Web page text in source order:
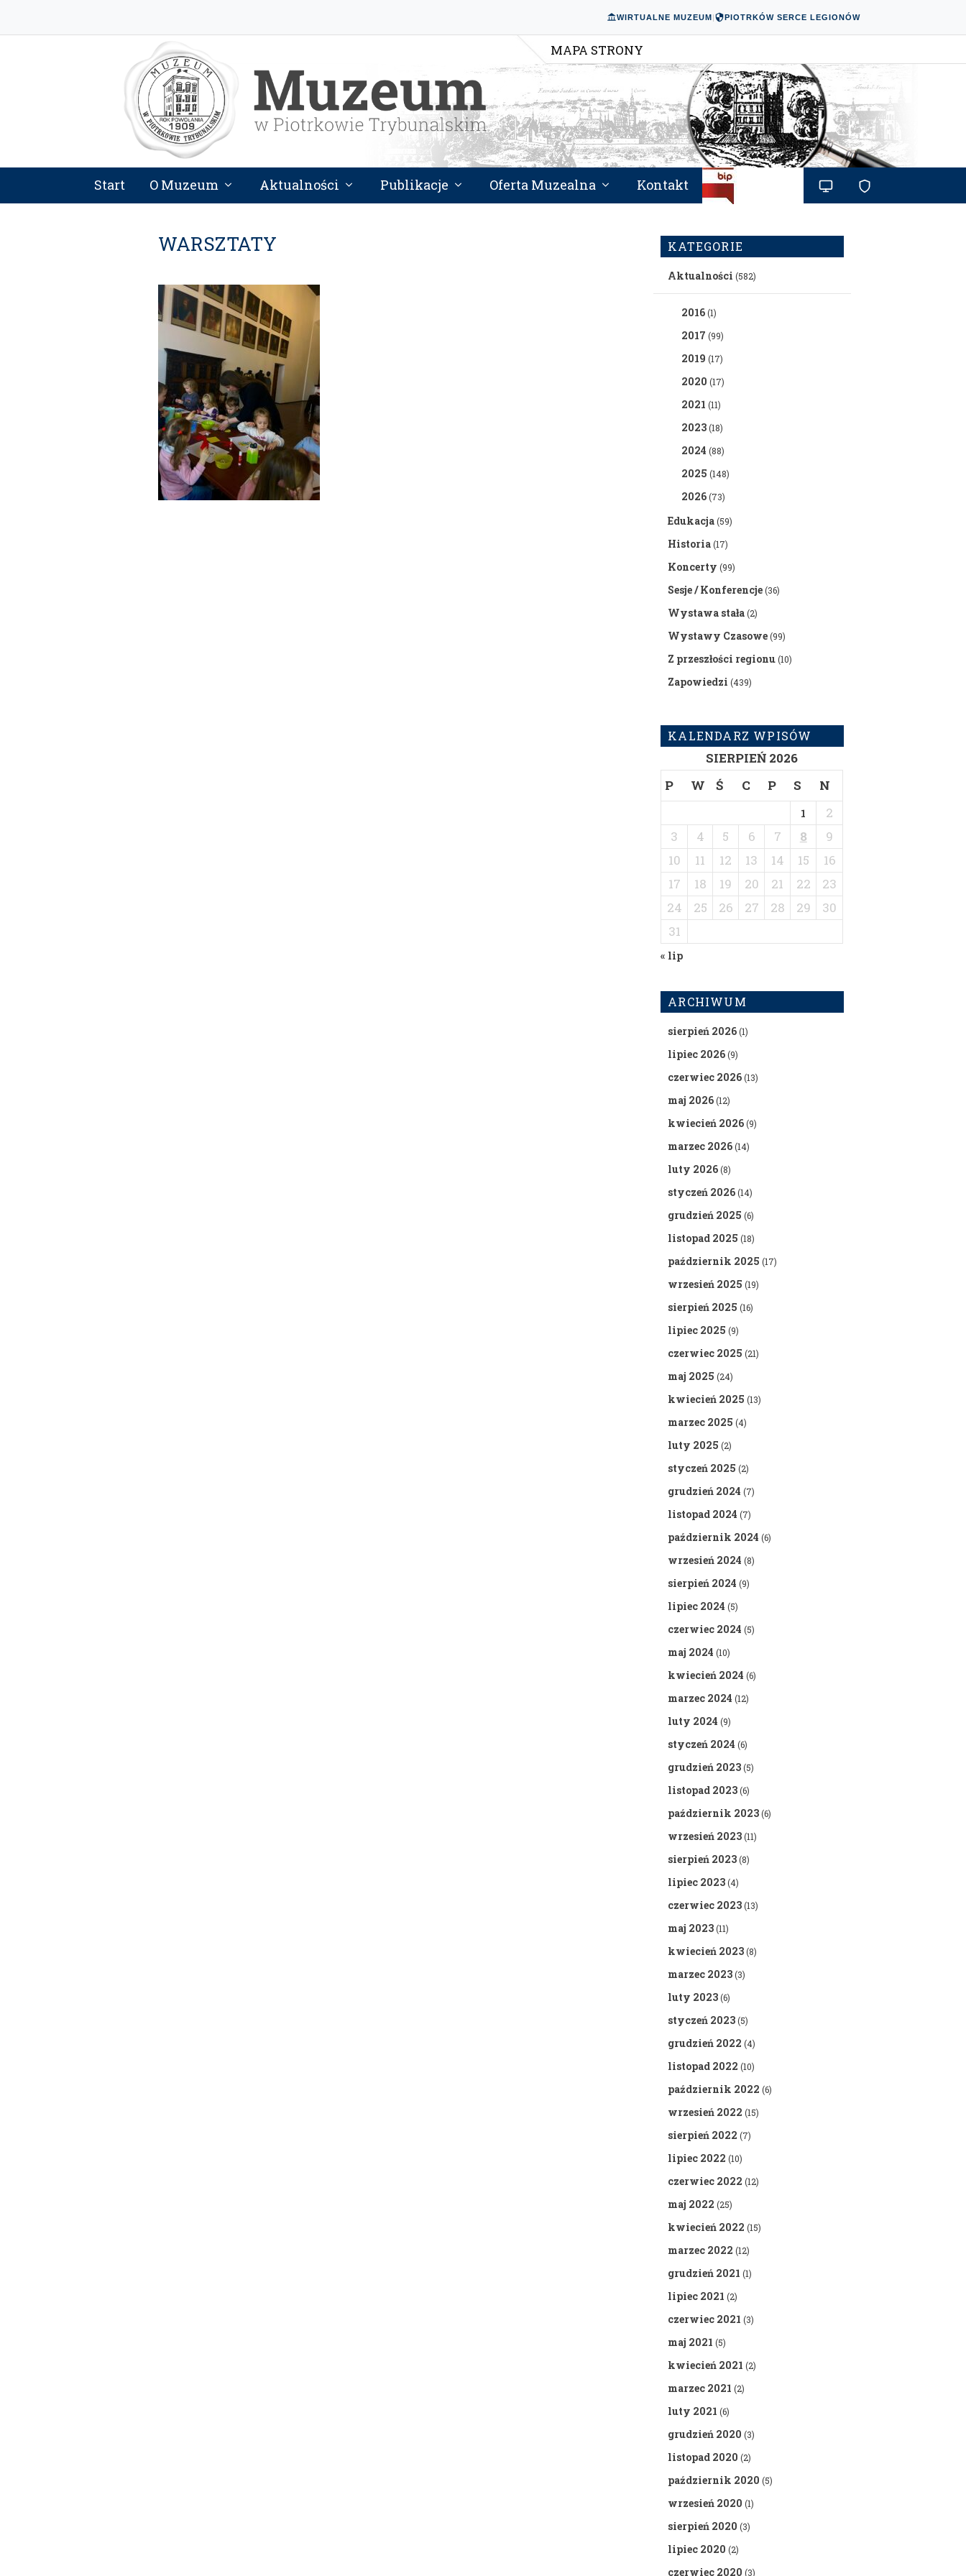
WIRTUALNE MUZEUM| PIOTRKÓW SERCE LEGIONÓW
MAPA STRONY
Start O Muzeum Aktualności Publikacje Oferta Muzealna Kontakt
WARSZTATY KATEGORIE
Aktualności (582)
2016(1)
2017 (99)
2019 (17)
2020 (17)
2021 (11)
2023(18)
2024 (88)
2025 (148)
2026(73)
Edukacja(59)
Historia(17)
Koncerty (99)
Sesje / Konferencje(36)
Wystawa stała(2)
Wystawy Czasowe(99)
Z przeszłości regionu(10)
Zapowiedzi (439)
KALENDARZ WPISÓW
SIERPIEŃ 2026
P
W Ś C P S N
1
2
3
4 5 6 7 8
9
10
11 12 13 14 15
16
17
18 19 20 21 22
23
24
25 26 27 28 29
30
31
« lip
ARCHIWUM
sierpień 2026(1)
lipiec 2026(9)
czerwiec 2026(13)
maj 2026(12)
kwiecień 2026(9)
marzec 2026(14)
luty 2026(8)
styczeń 2026(14)
grudzień 2025 (6)
listopad 2025 (18)
październik 2025 (17)
wrzesień 2025 (19)
sierpień 2025 (16)
lipiec 2025 (9)
czerwiec 2025 (21)
maj 2025 (24)
kwiecień 2025 (13)
marzec 2025 (4)
luty 2025 (2)
styczeń 2025 (2)
grudzień 2024 (7)
listopad 2024 (7)
październik 2024 (6)
wrzesień 2024 (8)
sierpień 2024 (9)
lipiec 2024 (5)
czerwiec 2024 (5)
maj 2024 (10)
kwiecień 2024 (6)
marzec 2024 (12)
luty 2024 (9)
styczeń 2024 (6)
grudzień 2023(5)
listopad 2023(6)
październik 2023(6)
wrzesień 2023(11)
sierpień 2023(8)
lipiec 2023(4)
czerwiec 2023(13)
maj 2023(11)
kwiecień 2023(8)
marzec 2023(3)
luty 2023(6)
styczeń 2023(5)
grudzień 2022 (4)
listopad 2022 (10)
październik 2022 (6)
wrzesień 2022 (15)
sierpień 2022 (7)
lipiec 2022 (10)
czerwiec 2022 (12)
maj 2022 (25)
kwiecień 2022 (15)
marzec 2022 (12)
grudzień 2021 (1)
lipiec 2021 (2)
czerwiec 2021 (3)
maj 2021 (5)
kwiecień 2021 (2)
marzec 2021 (2)
luty 2021 (6)
grudzień 2020 (3)
listopad 2020 (2)
październik 2020 (5)
wrzesień 2020 (1)
sierpień 2020 (3)
lipiec 2020 (2)
czerwiec 2020 (3)